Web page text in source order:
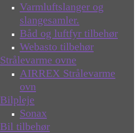
Varmluftslanger og
slangesamler.
Båd og luftfyr tilbehør
Webasto tilbehør
Strålevarme ovne
AIRREX Strålevarme
ovn
Bilpleje
Sonax
Bil tilbehør